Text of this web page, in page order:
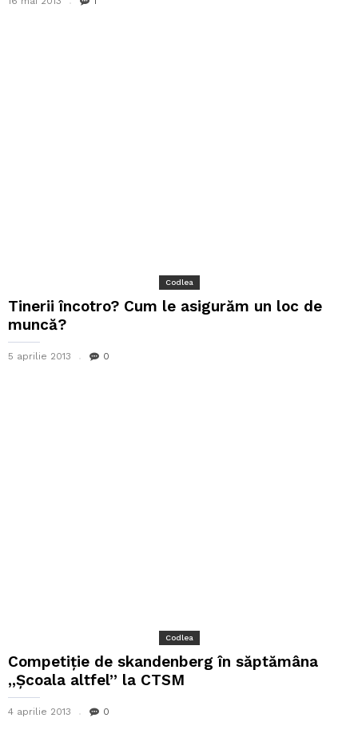
Codlea
Tinerii încotro? Cum le asigurăm un loc de
muncă?
5 aprilie 2013 0
Codlea
Competiţie de skandenberg în săptămâna
,,Şcoala altfel” la CTSM
4 aprilie 2013 0